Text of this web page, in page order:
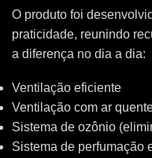
O produto foi
praticidade, reunindo
a diferença no dia a dia:
Ventilação eficiente
Ventilação com ar
Sistema de ozônio
Sistema de perfumação